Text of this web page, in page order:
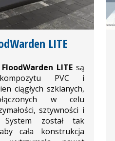
LITE
FloodWarden LITE są
PVC i
ciągłych szklanych,
w celu
sztywności i
System został tak
cała konstrukcja